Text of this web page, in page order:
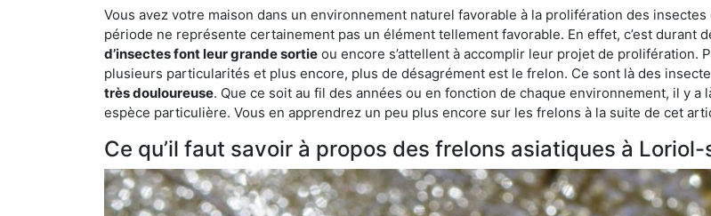
Vous avez votre maison dans un environnement naturel favorable à la prolifération des
période ne représente certainement pas un élément tellement favorable. En effet, c’est durant
d’insectes font leur grande sortie ou encore s’attellent à accomplir leur projet de prolifération.
plusieurs particularités et plus encore, plus de désagrément est le frelon. Ce sont là des
très douloureuse. Que ce soit au fil des années ou en fonction de chaque environnement, il y
espèce particulière. Vous en apprendrez un peu plus encore sur les frelons à la suite de cet
Ce qu’il faut savoir à propos des frelons asiatiques à